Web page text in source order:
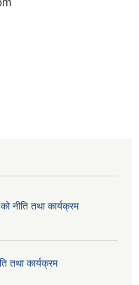
नीति तथा कार्यक्रम
तथा कार्यक्रम